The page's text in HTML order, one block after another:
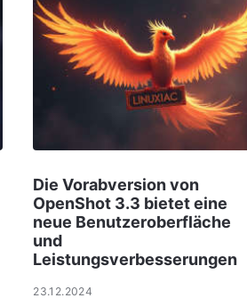
Die Vorabversion von
OpenShot 3.3 bietet eine
neue Benutzeroberfläche
und
Leistungsverbesserungen
23.12.2024